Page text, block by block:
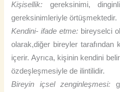
Kişisellik: gereksinimi,
gereksinimleriyle örtüşmektedir.
Kendini- ifade etme: bireyselci
olarak,diğer bireyler tarafından
içerir. Ayrıca, kişinin kendini
özdeşleşmesiyle de ilintilidir.
Bireyin içsel zenginleşmesi: